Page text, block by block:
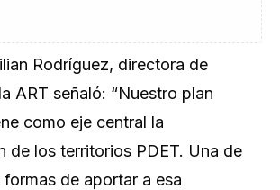
Rodríguez, directora de
ART señaló: “Nuestro plan
como eje central la
de los territorios PDET. Una de
de aportar a esa